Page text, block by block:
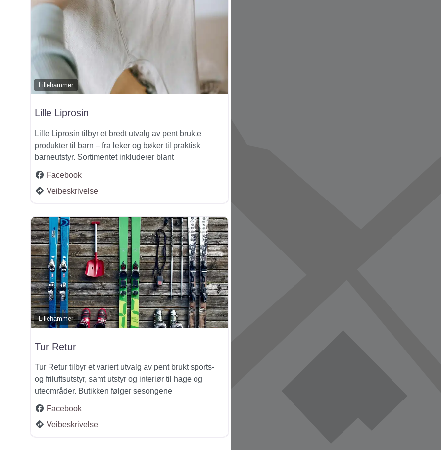
Lillehammer
Lille Liprosin
Lille Liprosin tilbyr et bredt utvalg av pent brukte
produkter til barn – fra leker og bøker til praktisk
barneutstyr. Sortimentet inkluderer blant
Facebook
Veibeskrivelse
Lillehammer
Tur Retur
Tur Retur tilbyr et variert utvalg av pent brukt sports-
og friluftsutstyr, samt utstyr og interiør til hage og
uteområder. Butikken følger sesongene
Facebook
Veibeskrivelse